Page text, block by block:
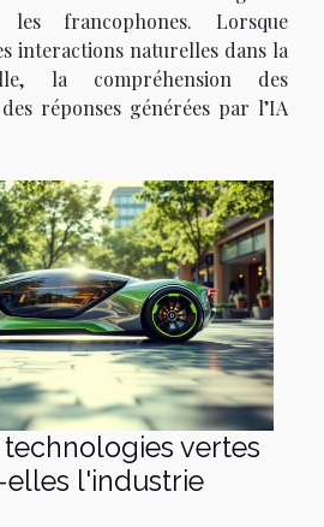
francophones. Lorsque
interactions naturelles dans la
la compréhension des
réponses générées par l’IA
vertes
l'industrie